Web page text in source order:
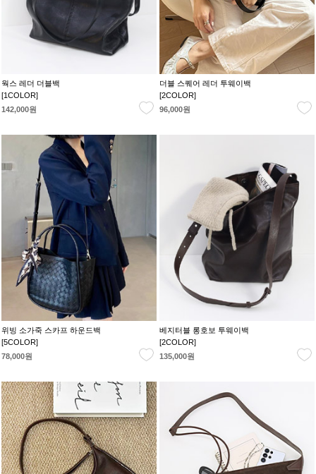
웍스 레더 더블백
[1COLOR]
142,000원
더블 스퀘어 레더 투웨이백
[2COLOR]
96,000원
위빙 소가죽 스카프 하운드백
[5COLOR]
78,000원
베지터블 롱호보 투웨이백
[2COLOR]
135,000원